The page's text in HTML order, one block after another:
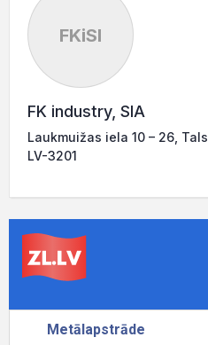
FKiSI
FK industry, SIA
Laukmuižas iela 10 – 26,
LV-3201